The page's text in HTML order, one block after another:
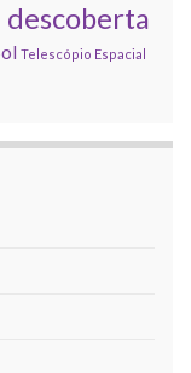
descoberta
Telescópio Espacial